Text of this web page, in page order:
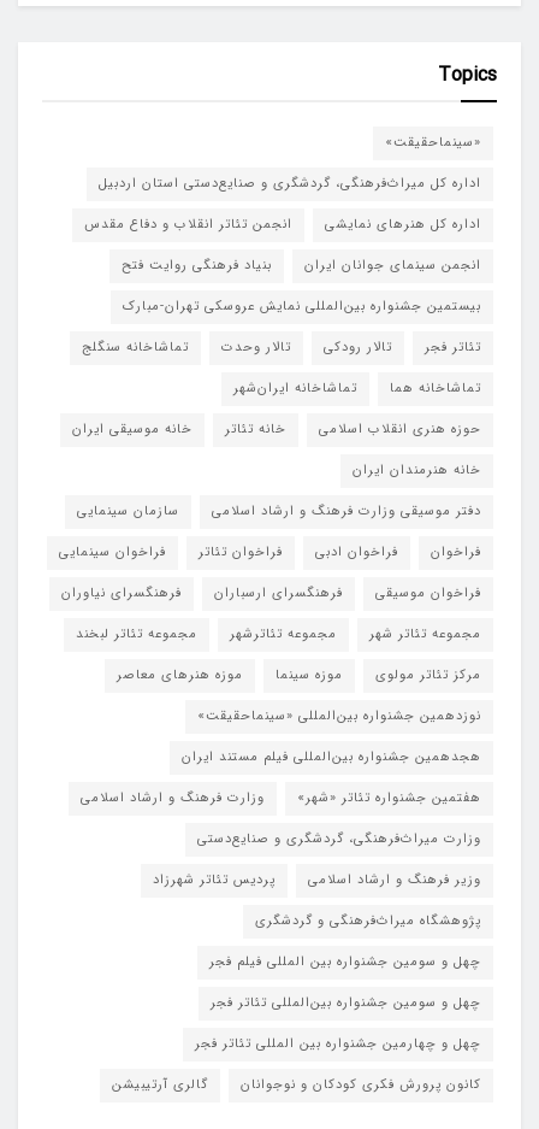
Topics
«سینماحقیقت»
اداره کل میراث‌فرهنگی، گردشگری و صنایع‌دستی استان اردبیل
اداره کل هنرهای نمایشی
انجمن تئاتر انقلاب و دفاع مقدس
انجمن سینمای جوانان ایران
بنیاد فرهنگی روایت فتح
بیستمین جشنواره بین‌المللی نمایش عروسکی تهران-مبارک
تئاتر فجر
تالار رودکی تالار وحدت
تماشاخانه سنگلج
تماشاخانه هما
تماشاخانه‌ ایران‌شهر
حوزه هنری انقلاب اسلامی
خانه تئاتر
خانه موسیقی ایران
خانه هنرمندان ایران
دفتر موسیقی وزارت فرهنگ و ارشاد اسلامی
سازمان سینمایی
فراخوان
فراخوان ادبی فراخوان تئاتر
فراخوان سینمایی
فراخوان موسیقی
فرهنگسرای ارسباران
فرهنگسرای نیاوران
مجموعه تئاتر شهر
مجموعه تئاترشهر
مجموعه تئاتر لبخند
مرکز تئاتر مولوی
موزه سینما
موزه هنرهای معاصر
نوزدهمین جشنواره بین‌المللی «سینماحقیقت»
هجدهمین جشنواره بین‌المللی فیلم مستند ایران
هفتمین جشنواره تئاتر «شهر»
وزارت فرهنگ و ارشاد اسلامی
وزارت میراث‌فرهنگی، گردشگری و صنایع‌دستی
وزیر فرهنگ و ارشاد اسلامی
پردیس تئاتر شهرزاد
پژوهشگاه میراث‌فرهنگی و گردشگری
چهل و سومین جشنواره بین المللی فیلم فجر
چهل و سومین جشنواره بین‌المللی تئاتر فجر
چهل و چهارمین جشنواره بین المللی تئاتر فجر
کانون پرورش فکری کودکان و نوجوانان
گالری آرتیبیشن